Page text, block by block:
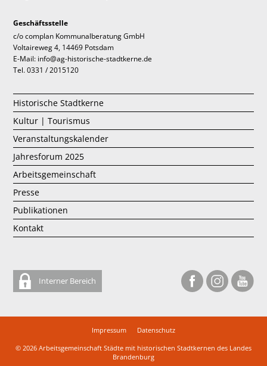
Geschäftsstelle
c/o complan Kommunalberatung GmbH
Voltaireweg 4, 14469 Potsdam
E-Mail: info@ag-historische-stadtkerne.de
Tel. 0331 / 2015120
Historische Stadtkerne
Kultur | Tourismus
Veranstaltungskalender
Jahresforum 2025
Arbeitsgemeinschaft
Presse
Publikationen
Kontakt
Interner Bereich
Impressum
Datenschutz
© 2026 Arbeitsgemeinschaft Städte mit historischen Stadtkernen des Landes
Brandenburg